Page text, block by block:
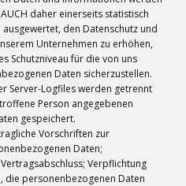
daher einerseits statistisch
den Datenschutz und
Unternehmen zu erhöhen,
Schutzniveau für die von uns
Daten sicherzustellen.
Server-Logfiles werden getrennt
Person angegebenen
gespeichert.
Vorschriften zur
Daten;
Verpflichtung
die personenbezogenen Daten